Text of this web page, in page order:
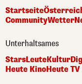
Startseite
CommunityWetter
Unterhaltsames
StarsLeuteKultur
Heute KinoHeute TV